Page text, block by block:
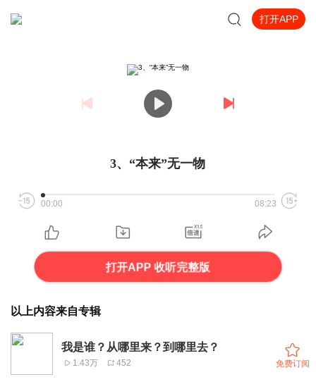
打开APP
3、“本来”无一物
00:00 08:23
打开APP 收听完整版
以上内容来自专辑
我是谁？从哪里来？到哪里去？
1.43万 452 免费订阅